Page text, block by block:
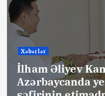
Xəbərlər
İlham Əliyev
Azərbaycanda